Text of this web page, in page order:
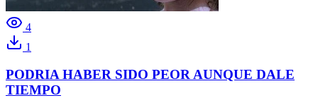
4
1
PODRIA HABER SIDO PEOR AUNQUE DALE
TIEMPO